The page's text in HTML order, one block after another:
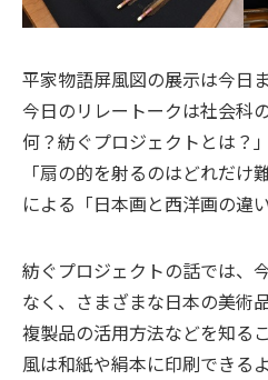
平家物語屏風図の展示は今日ま
今日のリレートークは社会科
何？紡ぐプロジェクトとは？
「扇の的を射るのはどれだ
による「日本画と西洋画の違
紡ぐプロジェクトの話では、
なく、さまざまな日本の美術
複製品の活用方法などを知る
風は和紙や絹本に印刷できる